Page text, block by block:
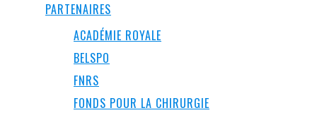
PARTENAIRES
ACADÉMIE ROYALE
BELSPO
FNRS
FONDS POUR LA CHIRURGIE